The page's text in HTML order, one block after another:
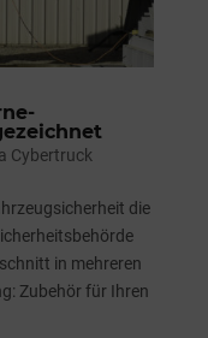
Cybertruck
die
in mehreren
Zubehör für Ihren